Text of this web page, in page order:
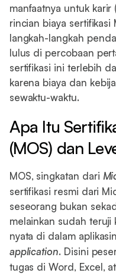
manfaatnya untuk
rincian biaya
langkah-langkah
lulus di percobaan
sertifikasi ini terlebih
karena biaya dan
sewaktu-waktu.
Apa Itu
(MOS) dan
MOS, singkatan dari
sertifikasi resmi dari
seseorang bukan
melainkan sudah teruji
nyata di dalam
application. Disini
tugas di Word, Excel,